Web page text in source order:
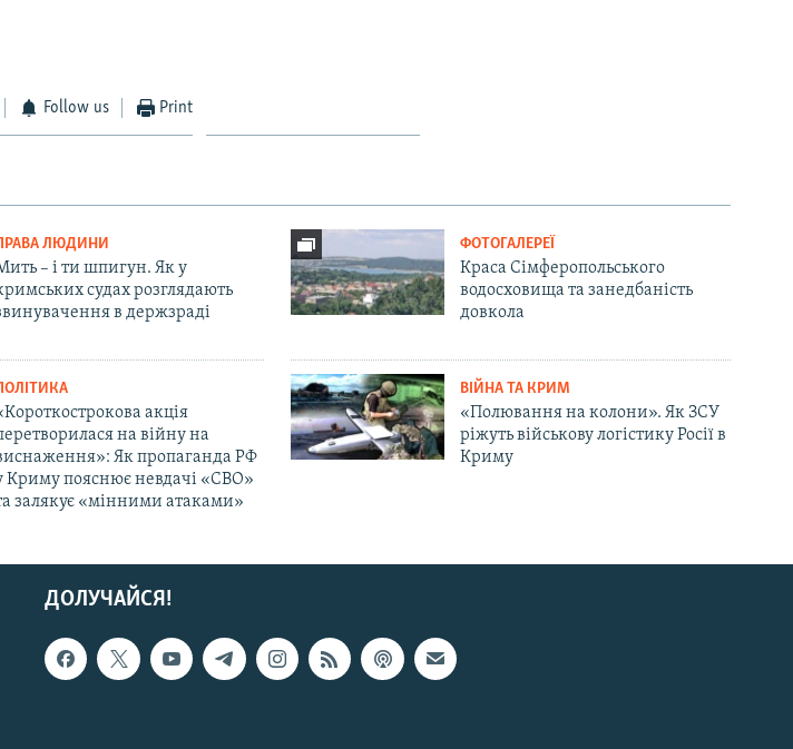
Follow us Print
ЛЮДИНИ
– і ти шпигун. Як у
судах розглядають
в держзраді
ФОТОГАЛЕРЕЇ
Краса Сімферопольського
водосховища та занедбаність
довкола
акція
на війну на
Як пропаганда РФ
Криму пояснює невдачі «СВО»
залякує «мінними атаками»
ВІЙНА ТА КРИМ
«Полювання на колони». Як ЗСУ
ріжуть військову логістику Росії в
Криму
ДОЛУЧАЙСЯ!